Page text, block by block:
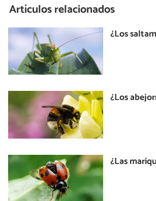
Artículos relacionados
¿Los
¿Los
¿Las